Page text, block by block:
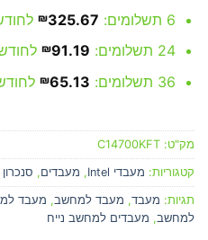
6 תשלומים:
₪325.67
24 תשלומים:
₪91.19
36 תשלומים:
₪65.13
מק"ט: C14700KFT
קטגוריות: מעבדי Intel , מעבדים,
תגיות: מעבד, מעבד למחשב, מעבד
למחשב, מעבדים למחשב נייח